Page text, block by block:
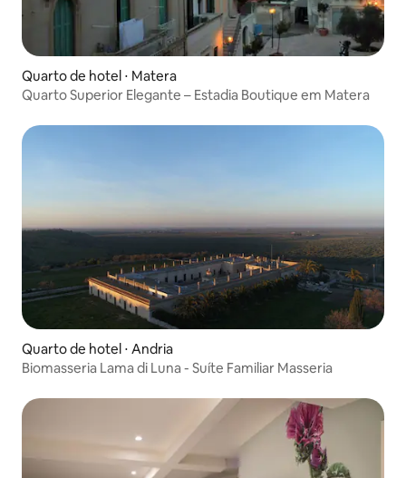
Quarto de hotel ⋅ Matera
Quarto Superior Elegante – Estadia Boutique em Matera
Quarto de hotel ⋅ Andria
Biomasseria Lama di Luna - Suíte Familiar Masseria